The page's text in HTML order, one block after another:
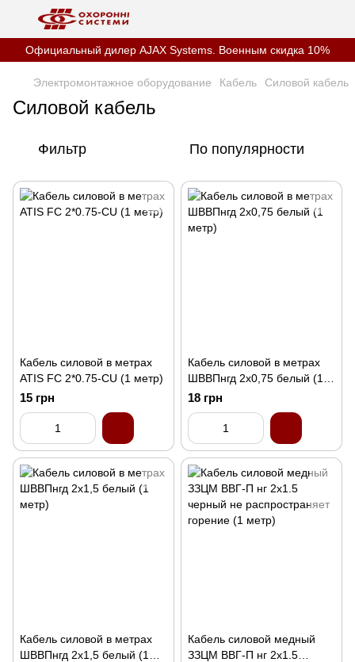
Официальный дилер AJAX Systems. Военным скидка 10%
Электромонтажное оборудование Кабель Силовой кабель
Силовой кабель
Фильтр По популярности
Кабель силовой в метрах
ATIS FC 2*0.75-CU (1 метр)
15 грн
Кабель силовой в метрах
ШВВПнгд 2х0,75 белый (1
метр)
18 грн
Кабель силовой в метрах
ШВВПнгд 2х1,5 белый (1
Кабель силовой медный
ЗЗЦМ ВВГ-П нг 2x1.5